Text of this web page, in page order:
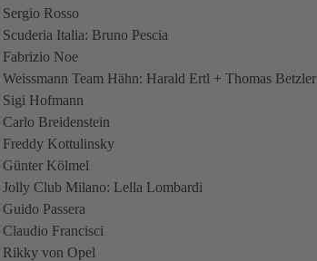
Sergio Rosso
Scuderia Italia: Bruno Pescia
Fabrizio Noe
Weissmann Team Hähn: Harald Ertl + Thomas Betzler
Sigi Hofmann
Carlo Breidenstein
Freddy Kottulinsky
Günter Kölmel
Jolly Club Milano: Lella Lombardi
Guido Passera
Claudio Francisci
Rikky von Opel